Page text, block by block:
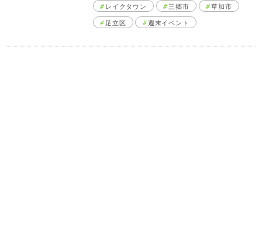
レイクタウン 三郷市
草加市
足立区
週末イベント